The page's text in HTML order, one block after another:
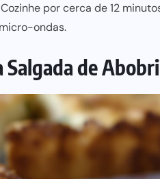
por cerca de 12
ondas.
Salgada de